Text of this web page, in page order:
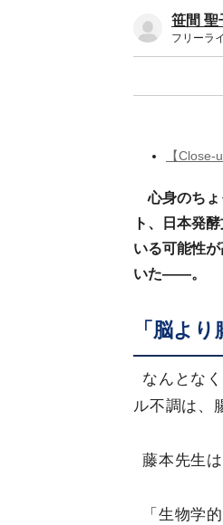
笹間 聖
フリーラ
【
心身のち
ト、日本発
いる可能性
いた――。
「脳よ
なんとな
ル不調は、
藤本先生
「生物学